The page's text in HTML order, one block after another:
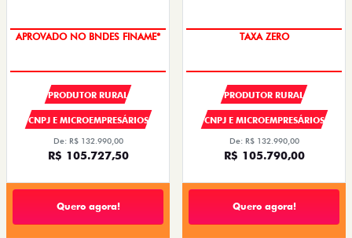
APROVADO NO BNDES FINAME*
PRODUTOR RURAL
CNPJ E MICROEMPRESÁRIOS
De: R$ 132.990,00
R$ 105.727,50
Quero agora!
TAXA ZERO
PRODUTOR RURAL
CNPJ E MICROEMPRESÁRIOS
De: R$ 132.990,00
R$ 105.790,00
Quero agora!